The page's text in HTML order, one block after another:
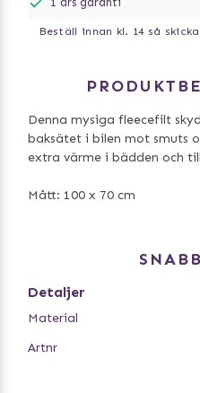
Beställ innan kl. 14 så
Denna mysiga fleecefilt
baksätet i bilen mot smuts
extra värme i bädden och
Mått: 100 x 70 cm
Detaljer
Material
Artnr